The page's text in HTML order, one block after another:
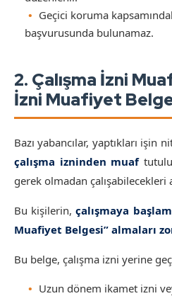
Geçici koruma
başvurusunda bulunamaz.
2. Çalışma İzni
İzni Muafiyet
Bazı yabancılar, yaptıkları işin
çalışma izninden muaf
gerek olmadan çalışabilecekleri
Bu kişilerin,çalışmaya
Muafiyet Belgesi” almaları
Bu belge, çalışma izni yerine
Uzun dönem ikamet izni